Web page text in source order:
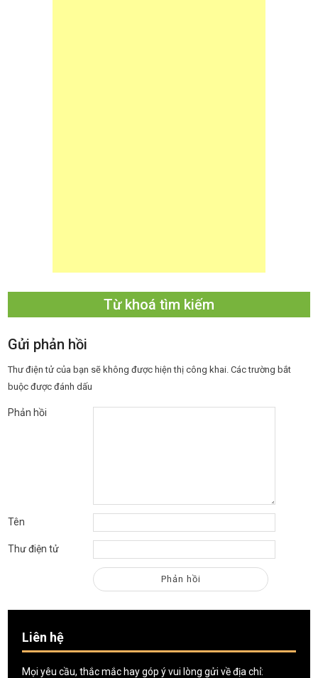
Từ khoá tìm kiếm
Gửi phản hồi
Thư điện tử của bạn sẽ không được hiện thị công khai. Các trường bắt
buộc được đánh dấu
Phản hồi
Tên
Thư điện tử
Liên hệ
Mọi yêu cầu, thắc mắc hay góp ý vui lòng gửi về địa chỉ: